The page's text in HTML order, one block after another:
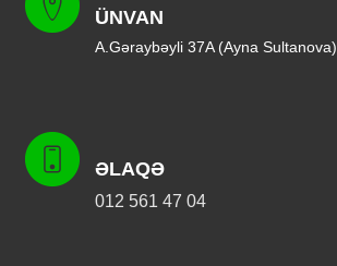
ÜNVAN
A.Gəraybəyli 37A (Ayna Sultanova)
ƏLAQƏ
012 561 47 04